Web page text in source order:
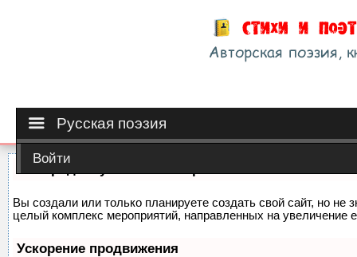
Русская поэзия
Войти
Вы создали или только планируете создать свой сайт, но не
целый комплекс мероприятий, направленных на увеличение
Ускорение продвижения